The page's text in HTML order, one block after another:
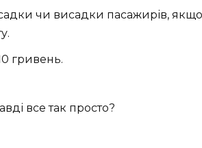
чи висадки пасажирів,
гривень.
все так просто?